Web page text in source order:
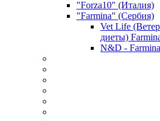
"Forza10" (Италия)
"Farmina" (Сербия)
Vet Life
диеты)
N&D - Farmina